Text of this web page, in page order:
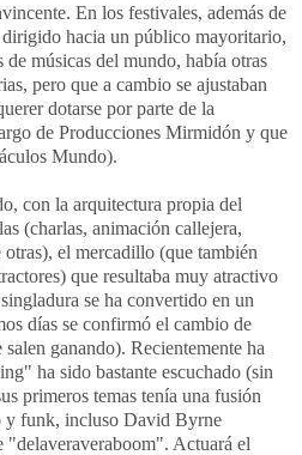
. En los festivales, además de
hacia un público mayoritario,
músicas del mundo, había otras
, pero que a cambio se ajustaban
dotarse por parte de la
de Producciones Mirmidón y que
Mundo).
con la arquitectura propia del
(charlas, animación callejera,
otras), el mercadillo (que también
que resultaba muy atractivo
se ha convertido en un
días se confirmó el cambio de
salen ganando). Recientemente ha
" ha sido bastante escuchado (sin
primeros temas tenía una fusión
y funk, incluso David Byrne
"delaveraveraboom". Actuará el